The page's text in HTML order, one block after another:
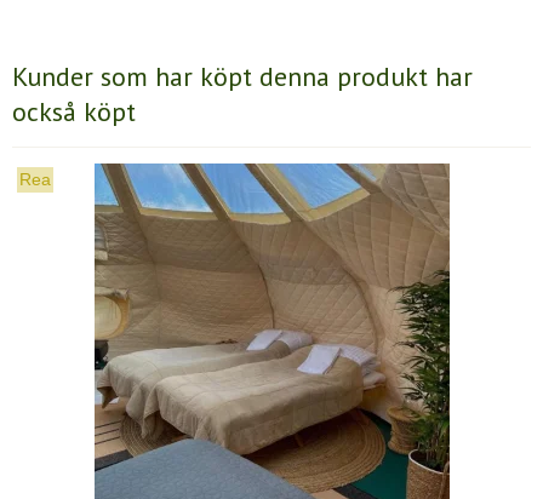
Kunder som har köpt denna produkt har
också köpt
Rea